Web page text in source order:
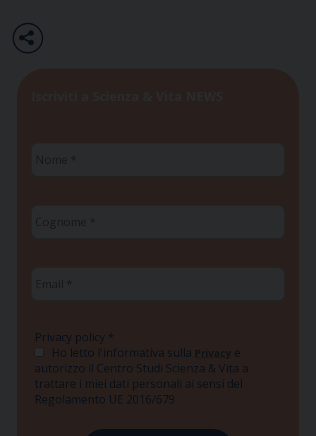
Privacy policy *
Ho letto l'informativa sulla Privacy e
autorizzo il Centro Studi Scienza & Vita a
trattare i miei dati personali ai sensi del
Regolamento UE 2016/679